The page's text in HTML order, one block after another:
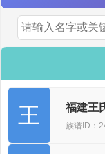
王 福建王
族谱ID：